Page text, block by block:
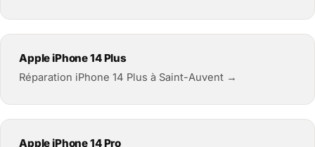
Apple iPhone 14 Plus
Réparation iPhone 14 Plus à Saint-Auvent →
Apple iPhone 14 Pro